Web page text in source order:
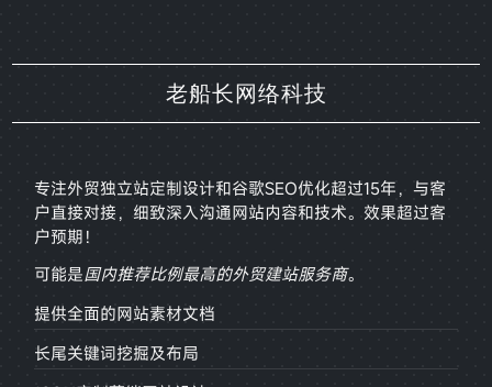
老船长网络科技
专注外贸独立站定制设计和谷歌SEO优化超过15年，与客
户直接对接， 细致深入沟通网站内容和技术。效果超过客
户预期！
可能是国内推荐比例最高的外贸建站服务商。
提供全面的网站素材文档
长尾关键词挖掘及布局